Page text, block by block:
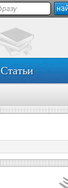
Статьи